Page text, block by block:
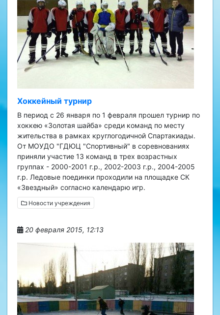
Хоккейный турнир
В период с 26 января по 1 февраля прошел турнир по
хоккею «Золотая шайба» среди команд по месту
жительства в рамках круглогодичной Спартакиады.
От МОУДО "ГДЮЦ "Спортивный" в соревнованиях
приняли участие 13 команд в трех возрастных
группах - 2000-2001 г.р., 2002-2003 г.р., 2004-2005
г.р. Ледовые поединки проходили на площадке СК
«Звездный» согласно календарю игр.
Новости учреждения
20 февраля 2015, 12:13